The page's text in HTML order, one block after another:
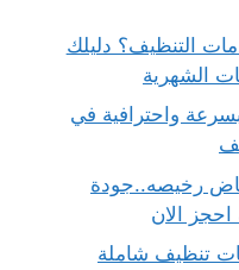
من خدمات التنظيف؟ دليلك
الشهرية
بسرعة واحترافية في
رخيصه..جودة
تنظيف شاملة